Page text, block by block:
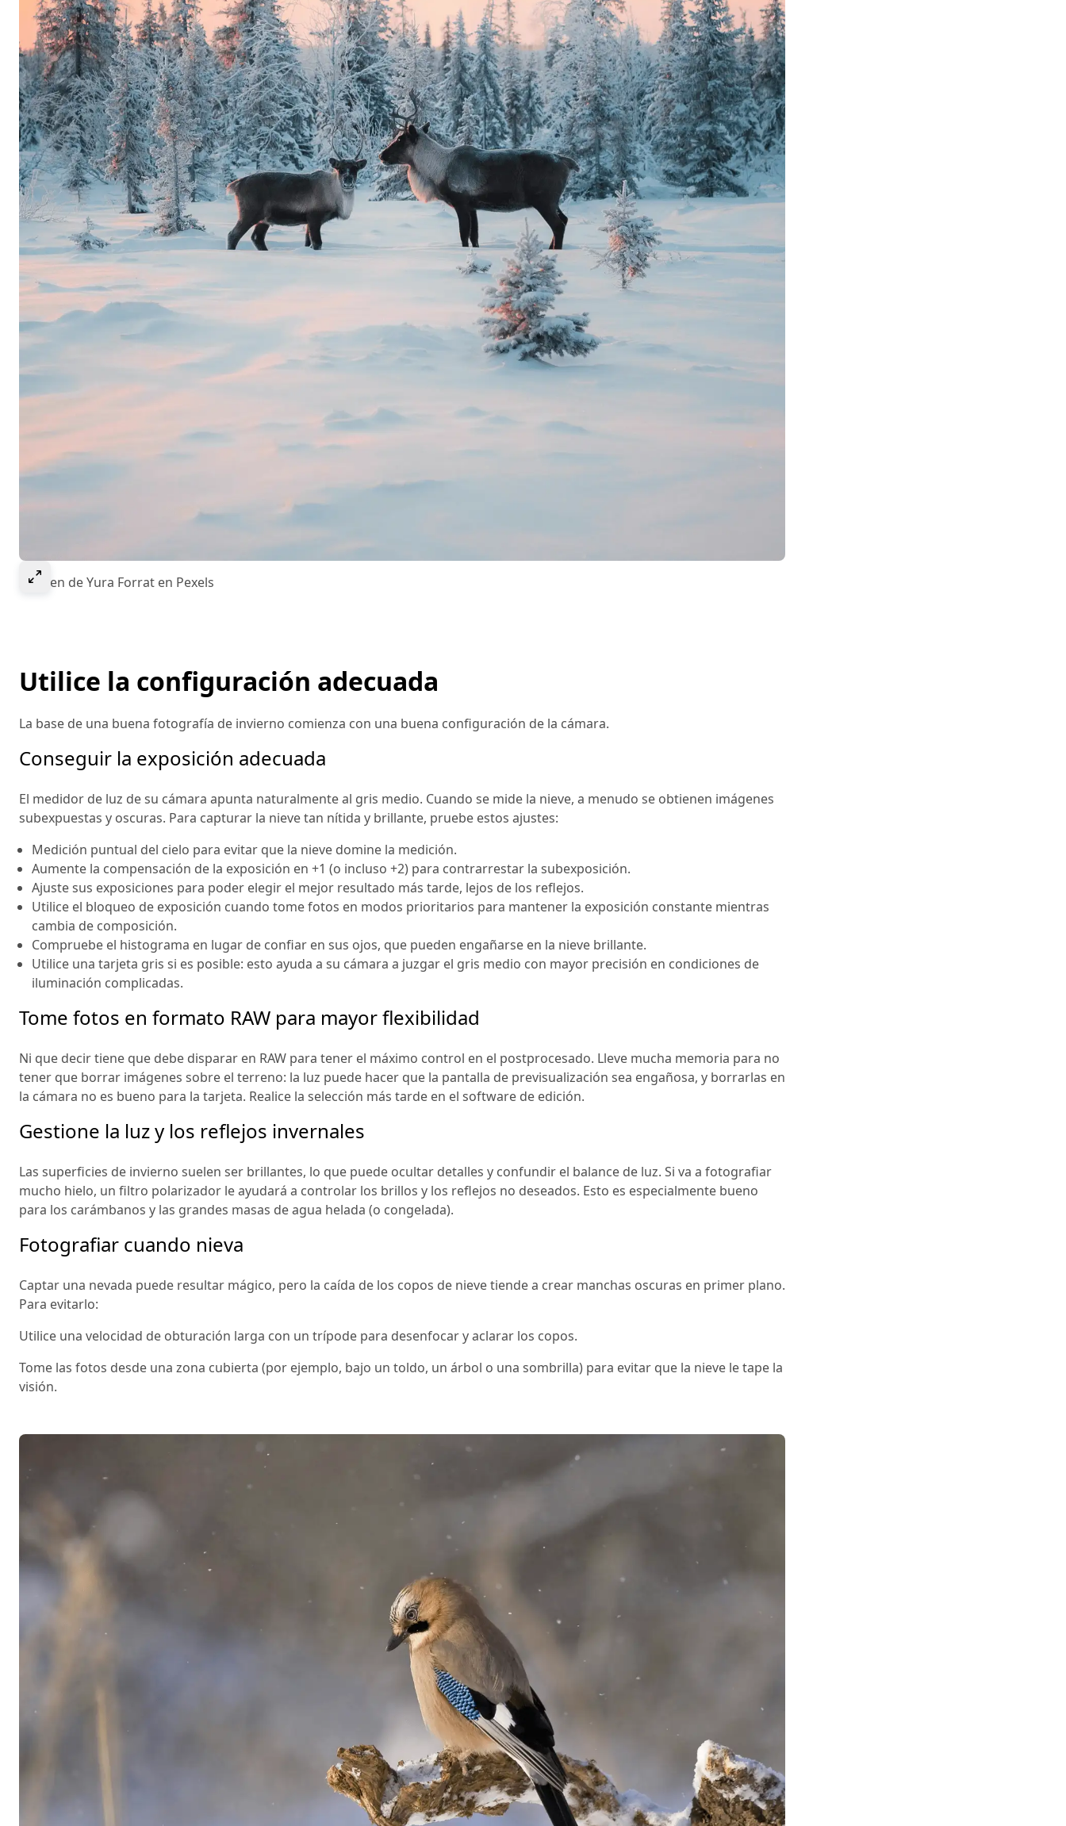
Select to expand image
Imagen de Yura Forrat en Pexels
Utilice la configuración adecuada
La base de una buena fotografía de invierno comienza con una buena configuración de la cámara.
Conseguir la exposición adecuada
El medidor de luz de su cámara apunta naturalmente al gris medio. Cuando se mide la nieve, a menudo se obtienen imágenes
subexpuestas y oscuras. Para capturar la nieve tan nítida y brillante, pruebe estos ajustes:
Medición puntual del cielo para evitar que la nieve domine la medición.
Aumente la compensación de la exposición en +1 (o incluso +2) para contrarrestar la subexposición.
Ajuste sus exposiciones para poder elegir el mejor resultado más tarde, lejos de los reflejos.
Utilice el bloqueo de exposición cuando tome fotos en modos prioritarios para mantener la exposición constante mientras
cambia de composición.
Compruebe el histograma en lugar de confiar en sus ojos, que pueden engañarse en la nieve brillante.
Utilice una tarjeta gris si es posible: esto ayuda a su cámara a juzgar el gris medio con mayor precisión en condiciones de
iluminación complicadas.
Tome fotos en formato RAW para mayor flexibilidad
Ni que decir tiene que debe disparar en RAW para tener el máximo control en el postprocesado. Lleve mucha memoria para no
tener que borrar imágenes sobre el terreno: la luz puede hacer que la pantalla de previsualización sea engañosa, y borrarlas en
la cámara no es bueno para la tarjeta. Realice la selección más tarde en el software de edición.
Gestione la luz y los reflejos invernales
Las superficies de invierno suelen ser brillantes, lo que puede ocultar detalles y confundir el balance de luz. Si va a fotografiar
mucho hielo, un filtro polarizador le ayudará a controlar los brillos y los reflejos no deseados. Esto es especialmente bueno
para los carámbanos y las grandes masas de agua helada (o congelada).
Fotografiar cuando nieva
Captar una nevada puede resultar mágico, pero la caída de los copos de nieve tiende a crear manchas oscuras en primer plano.
Para evitarlo:
Utilice una velocidad de obturación larga con un trípode para desenfocar y aclarar los copos.
Tome las fotos desde una zona cubierta (por ejemplo, bajo un toldo, un árbol o una sombrilla) para evitar que la nieve le tape la
visión.